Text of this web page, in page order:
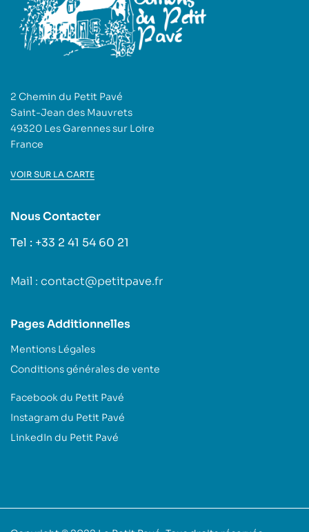
2 Chemin du Petit Pavé
Saint-Jean des Mauvrets
49320 Les Garennes sur Loire
France
VOIR SUR LA CARTE
Nous Contacter
Tel : +33 2 41 54 60 21
Mail : contact@petitpave.fr
Pages Additionnelles
Mentions Légales
Conditions générales de vente
Facebook du Petit Pavé
Instagram du Petit Pavé
LinkedIn du Petit Pavé